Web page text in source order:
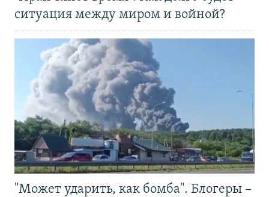
ситуация между миром и войной?
"Может ударить, как бомба". Блогеры –